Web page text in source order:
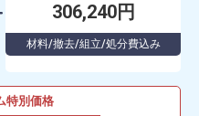
306,240円
材料/撤去/組立/処分費込み
特別価格